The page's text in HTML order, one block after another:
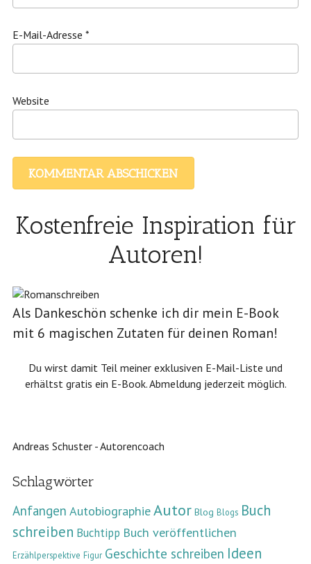
E-Mail-Adresse *
Website
Kostenfreie Inspiration für
Autoren!
Als Dankeschön schenke ich dir mein E-Book
mit 6 magischen Zutaten für deinen Roman!
Du wirst damit Teil meiner exklusiven E-Mail-Liste und
erhältst gratis ein E-Book. Abmeldung jederzeit möglich.
Andreas Schuster - Autorencoach
Schlagwörter
Anfangen AutobiographieAutor Blog Blogs Buch
schreiben Buchtipp Buch veröffentlichen
Erzählperspektive Figur Geschichte schreiben Ideen